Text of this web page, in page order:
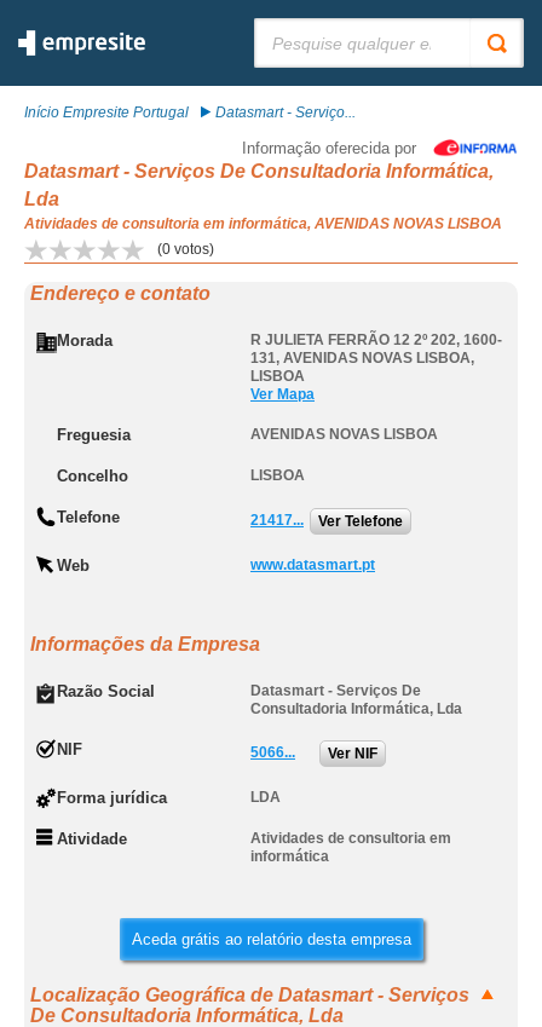
Início Empresite Portugal Datasmart - Serviço...
Informação oferecida por
Datasmart - Serviços De Consultadoria Informática,
Lda
Atividades de consultoria em informática, AVENIDAS NOVAS LISBOA
(0 votos)
Endereço e contato
Morada
R JULIETA FERRÃO 12 2º 202, 1600-
131, AVENIDAS NOVAS LISBOA,
LISBOA
Ver Mapa
Freguesia AVENIDAS NOVAS LISBOA
Concelho LISBOA
Telefone 21417... Ver Telefone
Web www.datasmart.pt
Informações da Empresa
Razão Social
Datasmart - Serviços De
Consultadoria Informática, Lda
NIF 5066... Ver NIF
Forma jurídica LDA
Atividade
Atividades de consultoria em
informática
Aceda grátis ao relatório desta empresa
Localização Geográfica de Datasmart - Serviços
De Consultadoria Informática, Lda